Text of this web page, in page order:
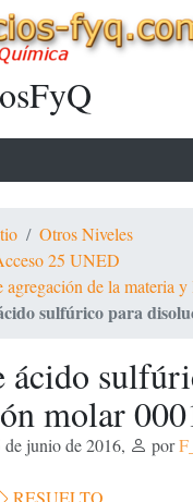
Otros Niveles
25 UNED
agregación de la materia y
sulfúrico para
ácido
molar
junio de 2016, por
RESUELTO